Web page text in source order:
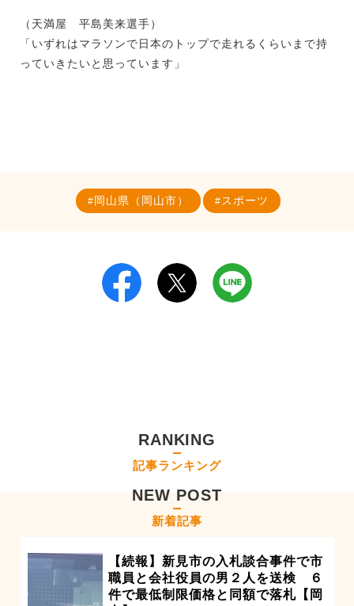
（天満屋 平島美来選手）
「いずれはマラソンで日本のトップで走れるくらいまで持
っていきたいと思っています」
岡山県（岡山市） スポーツ
RANKING
記事ランキング
NEW POST
新着記事
【続報】新見市の入札談合事件で市
職員と会社役員の男２人を送検 ６
件で最低制限価格と同額で落札【岡